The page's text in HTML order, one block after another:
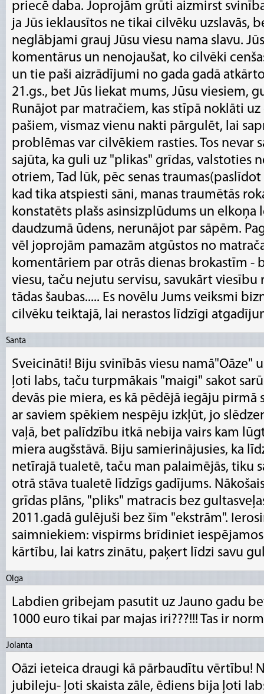
priecē daba. Joprojām grūti aizmirst
ja Jūs ieklausītos ne tikai cilvēku uzslavās,
neglābjami grauj Jūsu viesu nama slavu.
komentārus un nenojaušat, ko cilvēki
un tie paši aizrādījumi no gada gadā
21.gs., bet Jūs liekat mums, Jūsu viesiem,
Runājot par matračiem, kas stīpā noklāti uz
pašiem, vismaz vienu nakti pārgulēt, lai
problēmas var cilvēkiem rasties. Tos nevar
sajūta, ka guli uz "plikas" grīdas, valstoties
otriem, Tad lūk, pēc senas
kad tika atspiesti sāni, manas traumētās
konstatēts plašs asinsizplūdums un elkoņa
daudzumā ūdens, nerunājot par sāpēm.
vēl joprojām pamazām atgūstos no
komentāriem par otrās dienas brokastīm -
viesu, taču nejutu servisu, savukārt viesību
tādas šaubas..... Es novēlu Jums veiksmi
cilvēku teiktajā, lai nerastos līdzīgi
Santa
Sveicināti! Biju svinībās viesu namā"Oāze"
ļoti labs, taču turpmākais "maigi" sakot
devās pie miera, es kā pēdējā iegāju pirmā
ar saviem spēkiem nespēju izkļūt, jo
vaļā, bet palīdzību itkā nebija vairs kam
miera augšstāvā. Biju samierinājusies, ka
netīrajā tualetē, taču man palaimējās, tiku
otrā stāva tualetē līdzīgs gadījums.
grīdas plāns, "pliks" matracis bez
2011.gadā gulējuši bez šīm "ekstrām".
saimniekiem: vispirms brīdiniet
kārtību, lai katrs zinātu, paķert līdzi savu
Olga
Labdien gribejam pasutit uz Jauno gadu
1000 euro tikai par majas iri???!!! Tas ir
Jolanta
Oāzi ieteica draugi kā pārbaudītu vērtību!
jubileju- ļoti skaista zāle, ēdiens bija ļoti